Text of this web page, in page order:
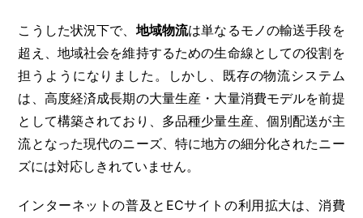
こうした状況下で、 地域物流は単なるモノの輸送手段を
超え、地域社会を維持するための生命線としての役割を
担うようになりました。しかし、既存の物流システム
は、高度経済成長期の大量生産・大量消費モデルを前提
として構築されており、多品種少量生産、個別配送が主
流となった現代のニーズ、特に地方の細分化されたニー
ズには対応しきれていません。
インターネットの普及とECサイトの利用拡大は、消費